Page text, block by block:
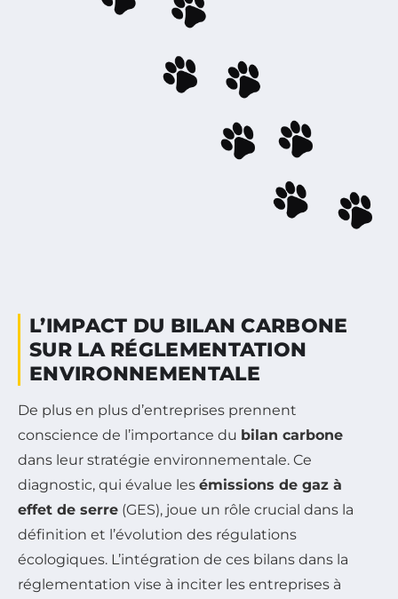
L’IMPACT DU BILAN CARBONE
SUR LA RÉGLEMENTATION
ENVIRONNEMENTALE
De plus en plus d’entreprises prennent
conscience de l’importance du bilan carbone
dans leur stratégie environnementale. Ce
diagnostic, qui évalue les émissions de gaz à
effet de serre (GES), joue un rôle crucial dans la
définition et l’évolution des régulations
écologiques. L’intégration de ces bilans dans la
réglementation vise à inciter les entreprises à